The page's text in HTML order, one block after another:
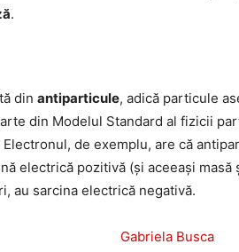
.
din antiparticule, adică particule
din Modelul Standard al fizicii
de exemplu, are că
electrică pozitivă (și aceeași
au sarcina electrică negativă.